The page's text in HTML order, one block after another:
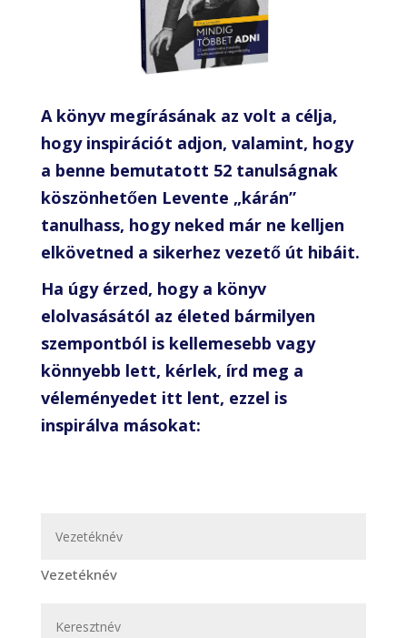
A könyv megírásának az volt a célja,
hogy inspirációt adjon, valamint, hogy
a benne bemutatott 52 tanulságnak
köszönhetően Levente „kárán”
tanulhass, hogy neked már ne kelljen
elkövetned a sikerhez vezető út hibáit.
Ha úgy érzed, hogy a könyv
elolvasásától az életed bármilyen
szempontból is kellemesebb vagy
könnyebb lett, kérlek, írd meg a
véleményedet itt lent, ezzel is
inspirálva másokat:
(Kötelező)
Vezetéknév